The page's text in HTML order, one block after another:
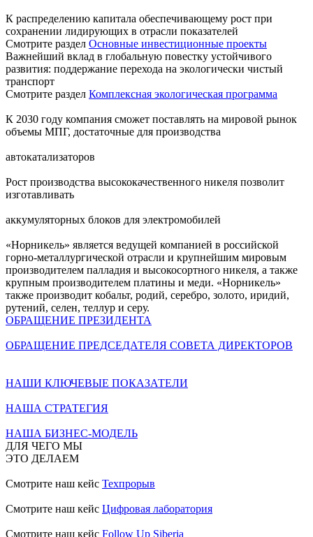
К распределению капитала обеспечивающему рост при
сохранении лидирующих в отрасли показателей
Смотрите раздел Основные инвестиционные проекты
Важнейший вклад в глобальную повестку устойчивого
развития: поддержание перехода на экологически чистый
транспорт
Смотрите раздел Комплексная экологическая программа
К 2030 году компания сможет поставлять на мировой рынок
объемы МПГ, достаточные для производства
автокатализаторов
Рост производства высококачественного никеля позволит
изготавливать
аккумуляторных блоков для электромобилей
«Норникель» является ведущей компанией в российской
горно-металлургической отрасли и крупнейшим мировым
производителем палладия и высокосортного никеля, а также
крупным производителем платины и меди. «Норникель»
также производит кобальт, родий, серебро, золото, иридий,
рутений, селен, теллур и серу.
ОБРАЩЕНИЕ ПРЕЗИДЕНТА
ОБРАЩЕНИЕ ПРЕДСЕДАТЕЛЯ СОВЕТА ДИРЕКТОРОВ
НАШИ КЛЮЧЕВЫЕ ПОКАЗАТЕЛИ
НАША СТРАТЕГИЯ
НАША БИЗНЕС-МОДЕЛЬ
ДЛЯ ЧЕГО МЫ
ЭТО ДЕЛАЕМ
Смотрите наш кейс Техпрорыв
Смотрите наш кейс Цифровая лаборатория
Смотрите наш кейс Follow Up Siberia